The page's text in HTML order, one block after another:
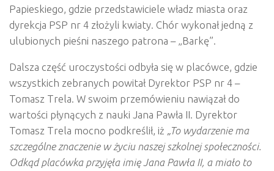
Papieskiego, gdzie przedstawiciele władz miasta oraz
dyrekcja PSP nr 4 złożyli kwiaty. Chór wykonał jedną z
ulubionych pieśni naszego patrona – „Barkę”.
Dalsza część uroczystości odbyła się w placówce, gdzie
wszystkich zebranych powitał Dyrektor PSP nr 4 –
Tomasz Trela. W swoim przemówieniu nawiązał do
wartości płynących z nauki Jana Pawła II. Dyrektor
Tomasz Trela mocno podkreślił, iż „To wydarzenie ma
szczególne znaczenie w życiu naszej szkolnej społeczności.
Odkąd placówka przyjęła imię Jana Pawła II, a miało to